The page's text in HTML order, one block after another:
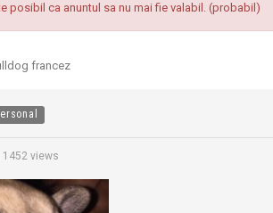
posibil ca anuntul sa nu mai fie valabil. (probabil)
francez
1452 views